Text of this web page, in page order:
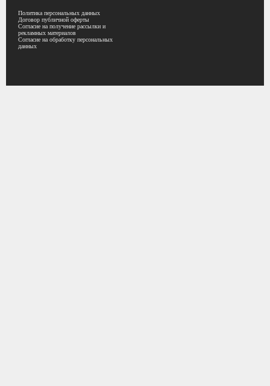
Политика персональных данных
Договор публичной оферты
Согласие на получение рассылки и
рекламных материалов
Согласие на обработку персональных
данных